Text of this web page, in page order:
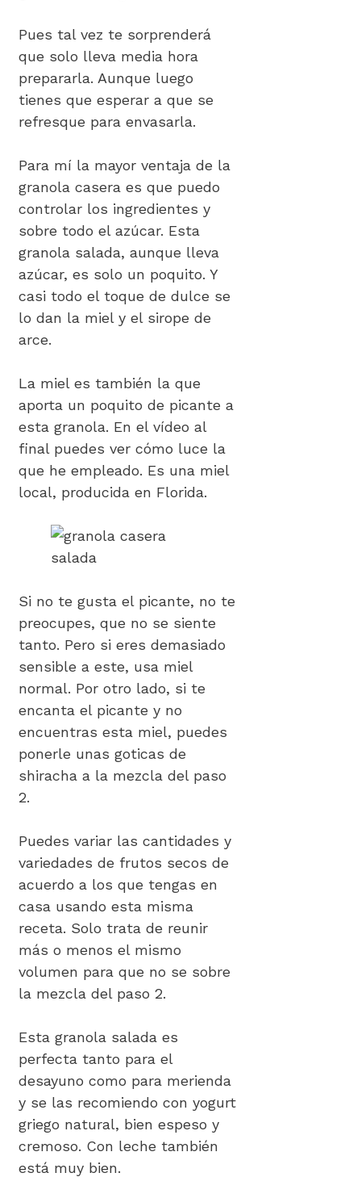
Pues tal vez te sorprenderá
que solo lleva media hora
prepararla. Aunque luego
tienes que esperar a que se
refresque para envasarla.
Para mí la mayor ventaja de la
granola casera es que puedo
controlar los ingredientes y
sobre todo el azúcar. Esta
granola salada, aunque lleva
azúcar, es solo un poquito. Y
casi todo el toque de dulce se
lo dan la miel y el sirope de
arce.
La miel es también la que
aporta un poquito de picante a
esta granola. En el vídeo al
final puedes ver cómo luce la
que he empleado. Es una miel
local, producida en Florida.
Si no te gusta el picante, no te
preocupes, que no se siente
tanto. Pero si eres demasiado
sensible a este, usa miel
normal. Por otro lado, si te
encanta el picante y no
encuentras esta miel, puedes
ponerle unas goticas de
shiracha a la mezcla del paso
2.
Puedes variar las cantidades y
variedades de frutos secos de
acuerdo a los que tengas en
casa usando esta misma
receta. Solo trata de reunir
más o menos el mismo
volumen para que no se sobre
la mezcla del paso 2.
Esta granola salada es
perfecta tanto para el
desayuno como para merienda
y se las recomiendo con yogurt
griego natural, bien espeso y
cremoso. Con leche también
está muy bien.